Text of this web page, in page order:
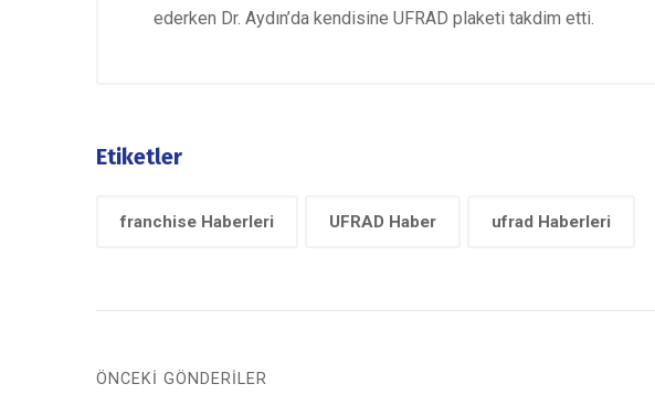
ederken Dr. Aydın’da kendisine UFRAD plaketi takdim etti.
Etiketler
franchise Haberleri UFRAD Haber ufrad Haberleri
ÖNCEKI GÖNDERILER